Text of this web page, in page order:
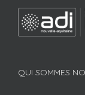
QUI SOMMES